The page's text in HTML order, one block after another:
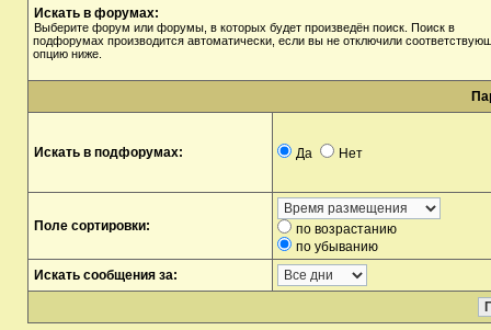
Искать в форумах:
Выберите форум или форумы, в которых будет произведён поиск. Поиск в
подфорумах производится автоматически, если вы не отключили
опцию ниже.
Искать в подфорумах: Да Нет
Поле сортировки:
по возрастанию
по убыванию
Искать сообщения за: